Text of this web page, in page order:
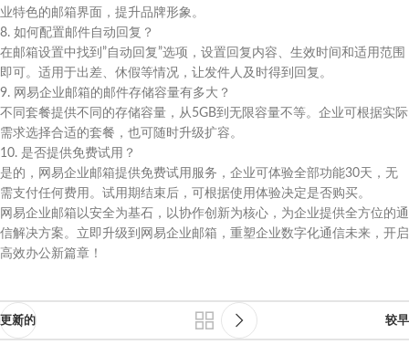
业特色的邮箱界面，提升品牌形象。
8. 如何配置邮件自动回复？
在邮箱设置中找到”自动回复”选项，设置回复内容、生效时间和适用范围
即可。适用于出差、休假等情况，让发件人及时得到回复。
9. 网易企业邮箱的邮件存储容量有多大？
不同套餐提供不同的存储容量，从5GB到无限容量不等。企业可根据实际
需求选择合适的套餐，也可随时升级扩容。
10. 是否提供免费试用？
是的，网易企业邮箱提供免费试用服务，企业可体验全部功能30天，无
需支付任何费用。试用期结束后，可根据使用体验决定是否购买。
网易企业邮箱以安全为基石，以协作创新为核心，为企业提供全方位的通
信解决方案。立即升级到网易企业邮箱，重塑企业数字化通信未来，开启
高效办公新篇章！
更新的 较早